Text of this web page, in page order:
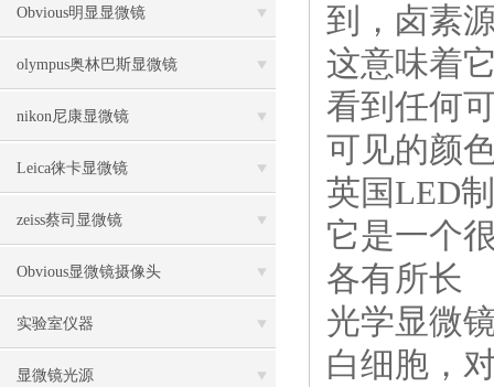
Obvious明显显微镜
olympus奥林巴斯显微镜
nikon尼康显微镜
Leica徕卡显微镜
zeiss蔡司显微镜
Obvious显微镜摄像头
实验室仪器
显微镜光源
到，卤素
这意味着
看到任何
可见的颜
英国LED
它是一个
各有所长
光学显微
白细胞，